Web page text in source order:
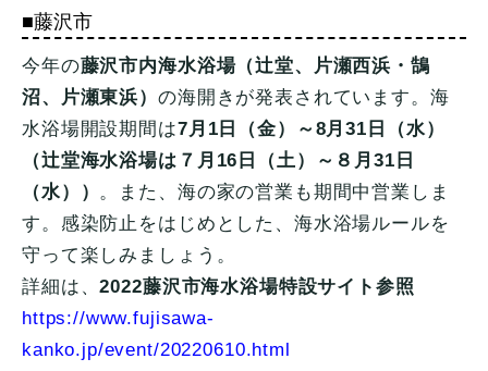
■藤沢市
今年の藤沢市内海水浴場（辻堂、片瀬西浜・鵠
沼、片瀬東浜） の海開きが発表されています。海
水浴場開設期間は7月1日（金）～8月31日（水）
（辻堂海水浴場は７月16日（土）～８月31日
（水）） 。また、海の家の営業も期間中営業しま
す。感染防止をはじめとした、海水浴場ルールを
守って楽しみましょう。
詳細は、2022藤沢市海水浴場特設サイト参照
https://www.fujisawa-
kanko.jp/event/20220610.html